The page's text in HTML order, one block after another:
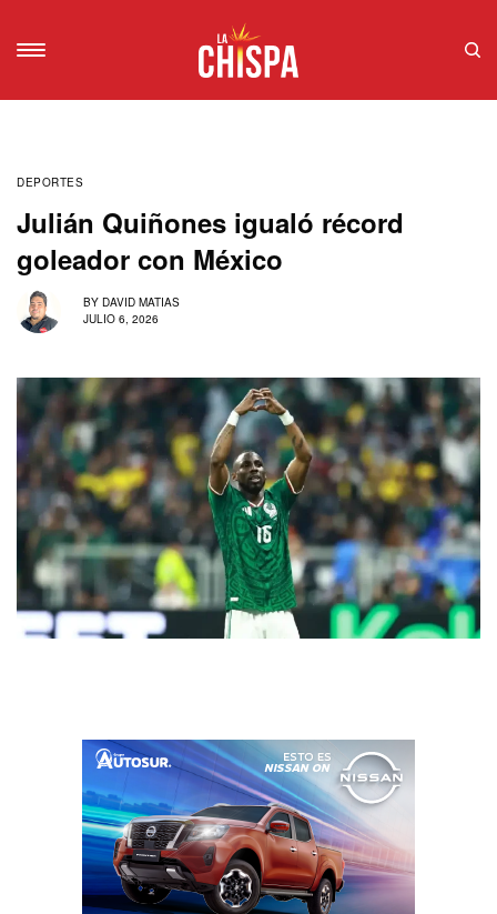
DEPORTES
Julián Quiñones igualó récord
goleador con México
BY DAVID MATIAS
JULIO 6, 2026